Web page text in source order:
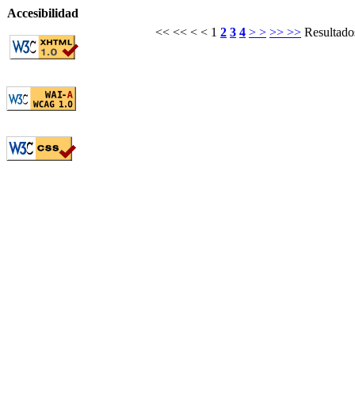
Accesibilidad
<< << < < 1 2 3 4 > > >> >>